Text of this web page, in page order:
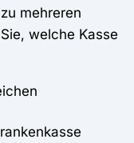
mehreren
welche Kasse